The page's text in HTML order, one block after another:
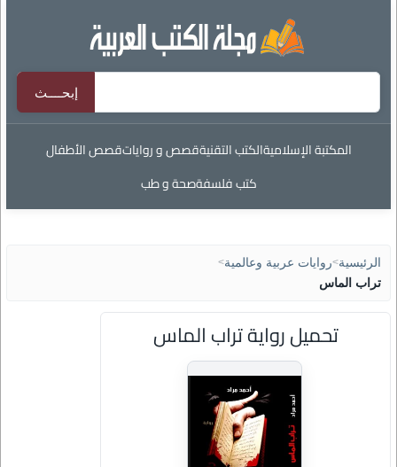
المكتبة الإسلاميةالكتب التقنيةقصص و رواياتقصص الأطفال
كتب فلسفةصحة و طب
الرئيسية>روايات عربية وعالمية>
تراب الماس
تحميل رواية تراب الماس